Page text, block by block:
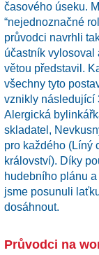
časového úseku.
“nejednoznačné
průvodci navrhli
účastník vylosoval
větou představil.
všechny tyto
vznikly následující
Alergická
skladatel,
pro každého (Líný
království). Díky
hudebního plánu
jsme posunuli
dosáhnout.
Průvodci na